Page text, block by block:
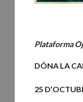
Plataforma
DÓNA LA
25